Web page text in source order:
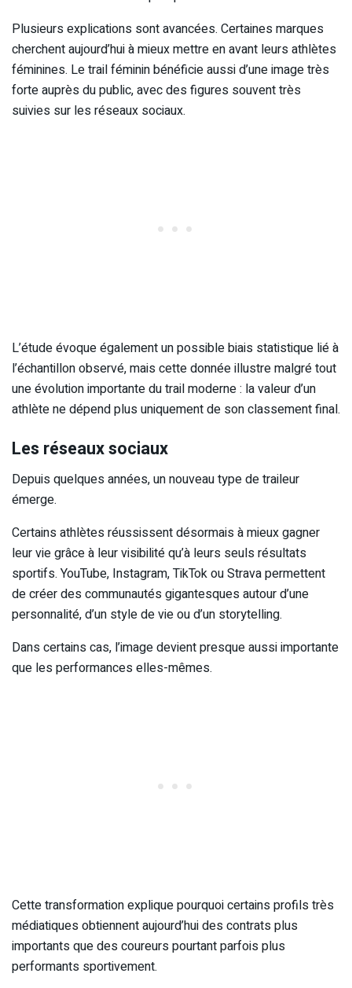
Plusieurs explications sont avancées. Certaines marques
cherchent aujourd’hui à mieux mettre en avant leurs athlètes
féminines. Le trail féminin bénéficie aussi d’une image très
forte auprès du public, avec des figures souvent très
suivies sur les réseaux sociaux.
L’étude évoque également un possible biais statistique lié à
l’échantillon observé, mais cette donnée illustre malgré tout
une évolution importante du trail moderne : la valeur d’un
athlète ne dépend plus uniquement de son classement final.
Les réseaux sociaux
Depuis quelques années, un nouveau type de traileur
émerge.
Certains athlètes réussissent désormais à mieux gagner
leur vie grâce à leur visibilité qu’à leurs seuls résultats
sportifs. YouTube, Instagram, TikTok ou Strava permettent
de créer des communautés gigantesques autour d’une
personnalité, d’un style de vie ou d’un storytelling.
Dans certains cas, l’image devient presque aussi importante
que les performances elles-mêmes.
Cette transformation explique pourquoi certains profils très
médiatiques obtiennent aujourd’hui des contrats plus
importants que des coureurs pourtant parfois plus
performants sportivement.